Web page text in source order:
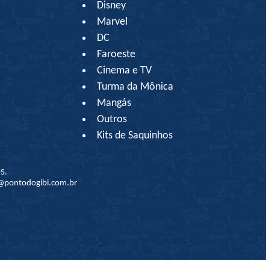
Disney
Marvel
DC
Faroeste
Cinema e TV
Turma da Mônica
Mangás
Outros
Kits de Saquinhos